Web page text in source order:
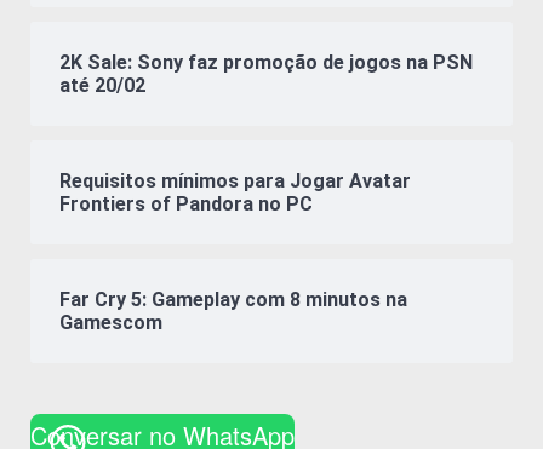
2K Sale: Sony faz promoção de jogos na PSN
até 20/02
Requisitos mínimos para Jogar Avatar
Frontiers of Pandora no PC
Far Cry 5: Gameplay com 8 minutos na
Gamescom
Conversar no WhatsApp